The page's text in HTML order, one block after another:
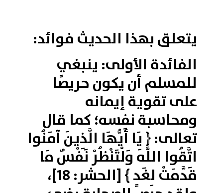
يتعلق بهذا الحديث فوائد:
الفائدة الأولى: ينبغي
للمسلم أن يكون حريصًا
على تقوية إيمانه
ومحاسبة نفسه؛ كما قال
تعالى: ﴿ يَا أَيُّهَا الَّذِينَ آمَنُوا
اتَّقُوا اللَّهَ وَلْتَنْظُرْ نَفْسٌ مَا
قَدَّمَتْ لِغَدٍ ﴾ [الحشر: 18]،